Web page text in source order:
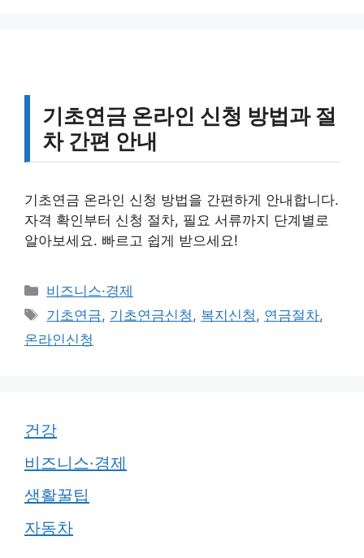
기초연금 온라인 신청 방법과 절
차 간편 안내
기초연금 온라인 신청 방법을 간편하게 안내합니다.
자격 확인부터 신청 절차, 필요 서류까지 단계별로
알아보세요. 빠르고 쉽게 받으세요!
카
테
리
비즈니스·경제
태
그
기초연금, 기초연금신청, 복지신청, 연금절차,
온라인신청
건강
비즈니스·경제
생활꿀팁
자동차